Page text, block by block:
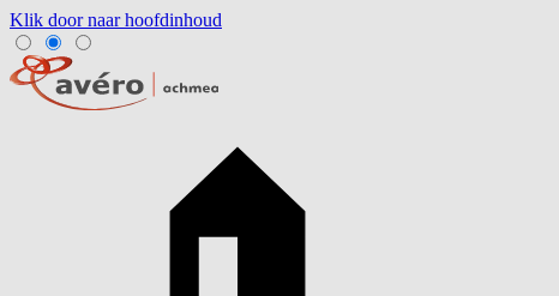
Klik door naar hoofdinhoud